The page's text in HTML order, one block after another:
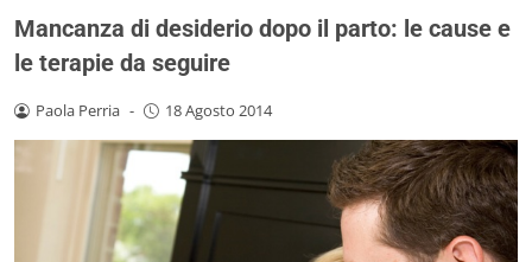
Mancanza di desiderio dopo il parto: le cause e
le terapie da seguire
Paola Perria - 18 Agosto 2014